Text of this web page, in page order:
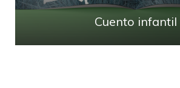
Cuento infantil